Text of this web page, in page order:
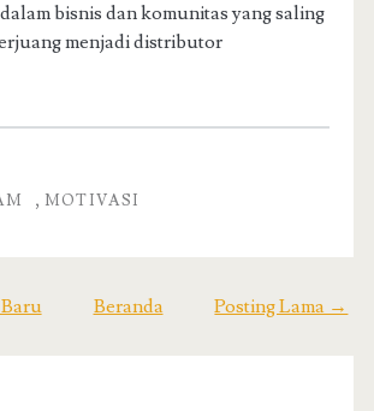
bisnis dan komunitas yang saling
menjadi distributor
, MOTIVASI
Posting Lama →
Beranda